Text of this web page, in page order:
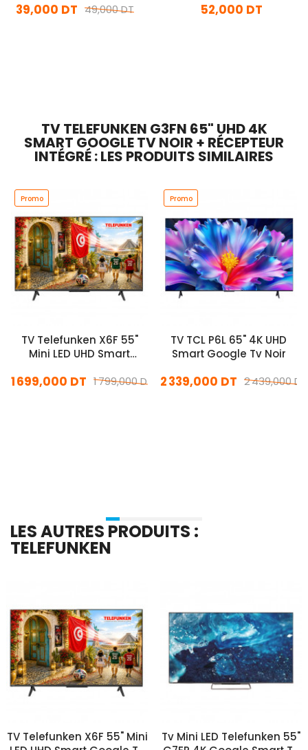
49,000 DT
39,000 DT 52,000 DT
TV TELEFUNKEN G3FN 65" UHD 4K
SMART GOOGLE TV NOIR + RÉCEPTEUR
INTÉGRÉ : LES PRODUITS SIMILAIRES
Promo
TV Telefunken X6F 55"
Mini LED UHD Smart
Noir 1 799,000 DT
1 699,000 DT
Promo
TV TCL P6L 65" 4K UHD
Smart Google Tv Noir
2 439,000 DT
2 339,000 DT
LES AUTRES PRODUITS :
TELEFUNKEN
TV Telefunken X6F 55" Mini
Tv Mini LED Telefunken 55"